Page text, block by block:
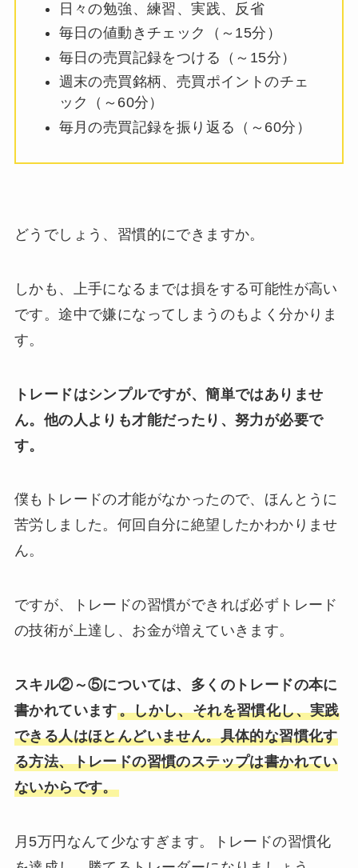
日々の勉強、練習、実践、反省
毎日の値動きチェック（～15分）
毎日の売買記録をつける（～15分）
週末の売買銘柄、売買ポイントのチェ
ック（～60分）
毎月の売買記録を振り返る（～60分）
どうでしょう、習慣的にできますか。
しかも、上手になるまでは損をする可能性が高い
です。途中で嫌になってしまうのもよく分かりま
す。
トレードはシンプルですが、簡単ではありませ
ん。他の人よりも才能だったり、努力が必要で
す。
僕もトレードの才能がなかったので、ほんとうに
苦労しました。何回自分に絶望したかわかりませ
ん。
ですが、トレードの習慣ができれば必ずトレード
の技術が上達し、お金が増えていきます。
スキル②～⑤については、多くのトレードの本に
書かれています。しかし、それを習慣化し、実践
できる人はほとんどいません。具体的な習慣化す
る方法、トレードの習慣のステップは書かれてい
ないからです。
月5万円なんて少なすぎます。トレードの習慣化